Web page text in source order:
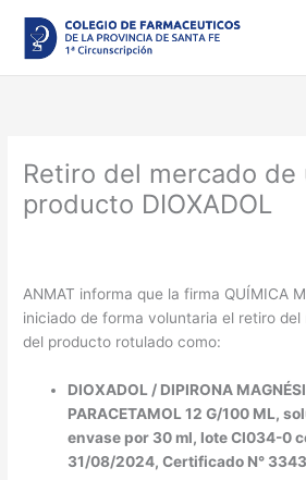
contenido
Retiro del mercado de
producto DIOXADOL
ANMAT informa que la firma QUÍMICA
iniciado de forma voluntaria el retiro del
del producto rotulado como:
DIOXADOL / DIPIRONA
PARACETAMOL 12 G/100 ML,
envase por 30 ml, lote CI034-0
31/08/2024, Certificado N°